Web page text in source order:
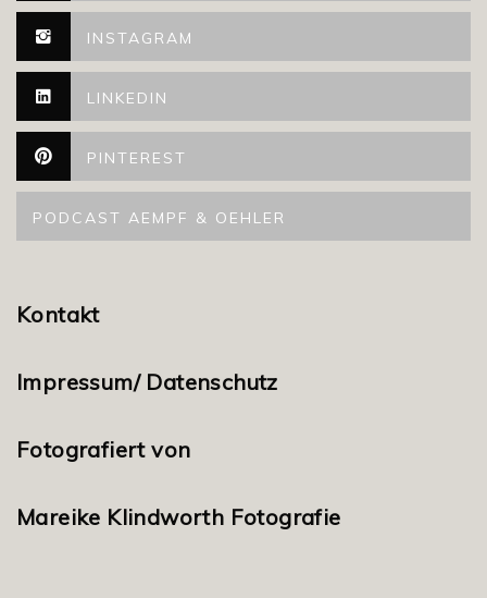
INSTAGRAM
LINKEDIN
PINTEREST
PODCAST AEMPF & OEHLER
Kontakt
Impressum/ Datenschutz
Fotografiert von
Mareike Klindworth Fotografie